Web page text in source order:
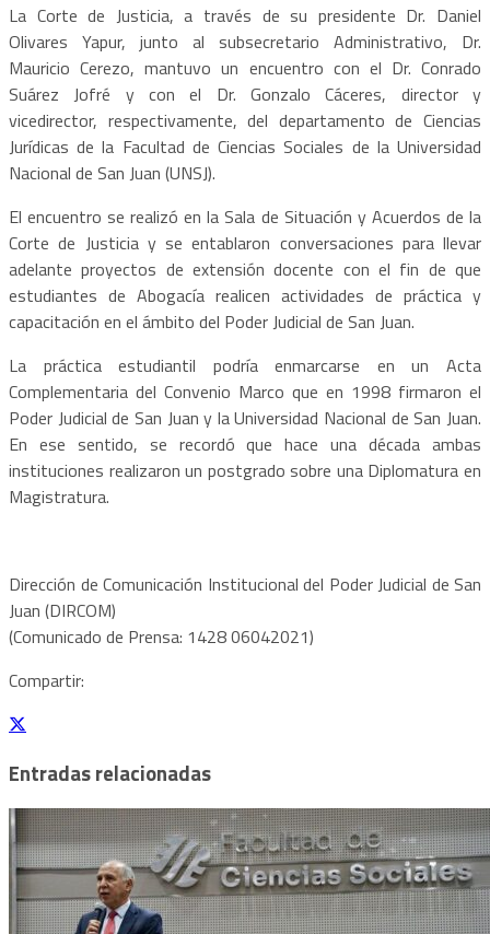
La Corte de Justicia, a través de su presidente Dr. Daniel
Olivares Yapur, junto al subsecretario Administrativo, Dr.
Mauricio Cerezo, mantuvo un encuentro con el Dr. Conrado
Suárez Jofré y con el Dr. Gonzalo Cáceres, director y
vicedirector, respectivamente, del departamento de Ciencias
Jurídicas de la Facultad de Ciencias Sociales de la Universidad
Nacional de San Juan (UNSJ).
El encuentro se realizó en la Sala de Situación y Acuerdos de la
Corte de Justicia y se entablaron conversaciones para llevar
adelante proyectos de extensión docente con el fin de que
estudiantes de Abogacía realicen actividades de práctica y
capacitación en el ámbito del Poder Judicial de San Juan.
La práctica estudiantil podría enmarcarse en un Acta
Complementaria del Convenio Marco que en 1998 firmaron el
Poder Judicial de San Juan y la Universidad Nacional de San Juan.
En ese sentido, se recordó que hace una década ambas
instituciones realizaron un postgrado sobre una Diplomatura en
Magistratura.
Dirección de Comunicación Institucional del Poder Judicial de San
Juan (DIRCOM)
(Comunicado de Prensa: 1428 06042021)
Compartir:
Entradas relacionadas